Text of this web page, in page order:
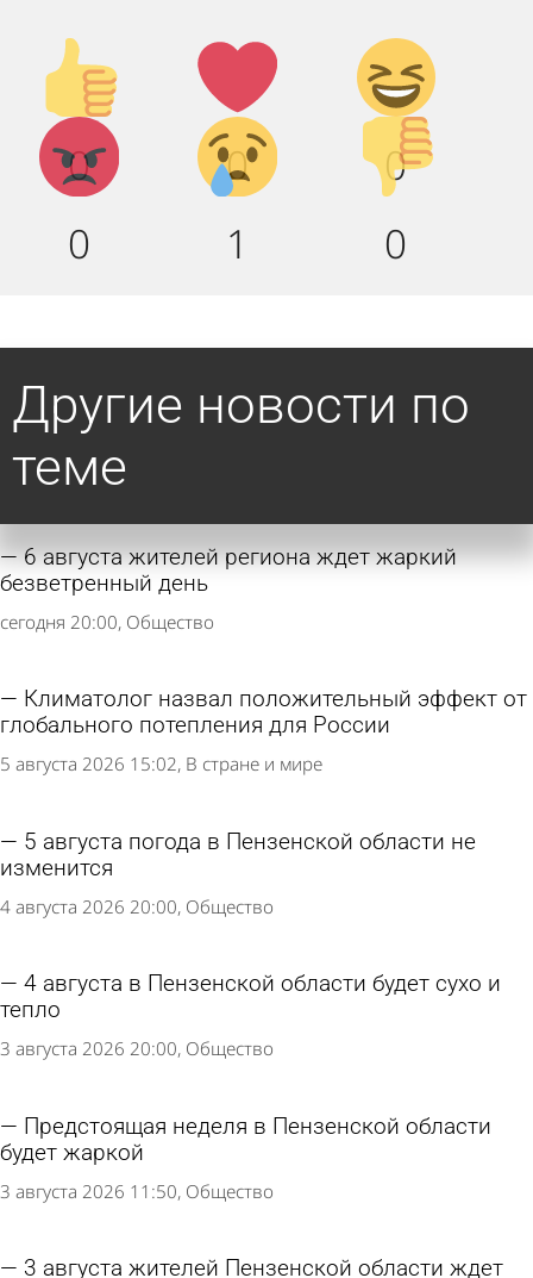
Палец
вверх!
0
Лайк!
0
Дикий
смех!
0
Агрессия!
0
Грусть
:(
1
Палец
вниз!
0
Другие новости по
теме
6 августа жителей региона ждет жаркий
безветренный день
сегодня 20:00 Общество
Климатолог назвал положительный эффект от
глобального потепления для России
5 августа 2026 15:02 В стране и мире
5 августа погода в Пензенской области не
изменится
4 августа 2026 20:00 Общество
4 августа в Пензенской области будет сухо и
тепло
3 августа 2026 20:00 Общество
Предстоящая неделя в Пензенской области
будет жаркой
3 августа 2026 11:50 Общество
3 августа жителей Пензенской области ждет